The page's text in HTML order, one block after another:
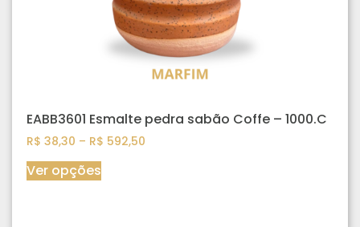
EABB3601 Esmalte pedra sabão Coffe – 1000.C
R$ 38,30 – R$ 592,50
Ver opções